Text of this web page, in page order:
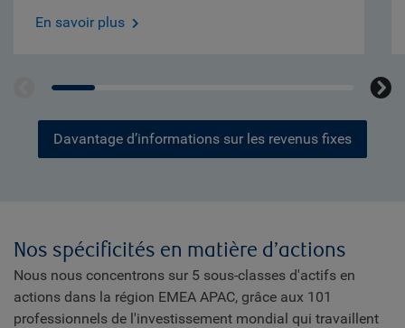
En savoir plus
Davantage d’informations sur les revenus fixes
Nos spécificités en matière d’actions
Nous nous concentrons sur 5 sous-classes d'actifs en
actions dans la région EMEA APAC, grâce aux 101
professionnels de l'investissement mondial qui travaillent